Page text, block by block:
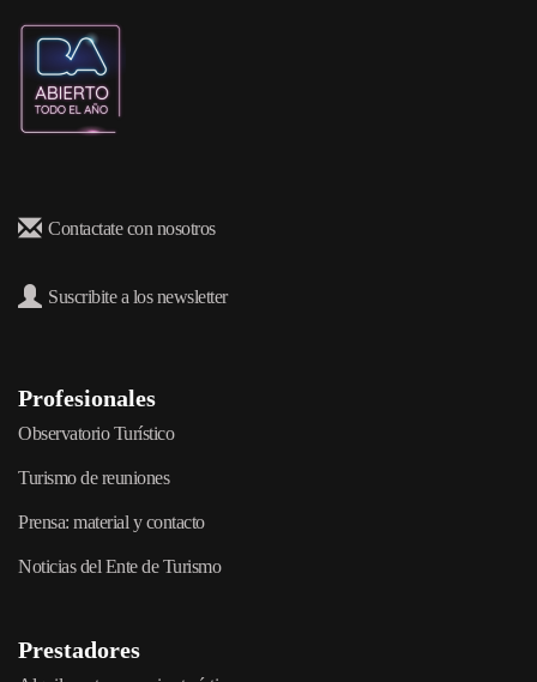
Contactate con nosotros
Suscribite a los newsletter
Profesionales
Observatorio Turístico
Turismo de reuniones
Prensa: material y contacto
Noticias del Ente de Turismo
Prestadores